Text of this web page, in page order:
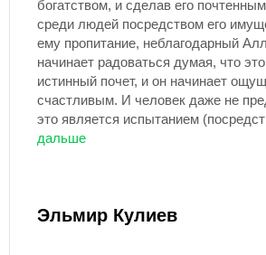
богатством, и сделав его
среди людей посредством его
ему пропитание, неблагодарный
начинает радоваться думая, что
истинный почет, и он начинает
счастливым. И человек даже не
это является испытанием
Эльмир Кулиев